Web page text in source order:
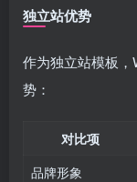
独立站优势
作为独立站模板
势：
对比项
品牌形象